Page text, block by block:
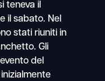
teneva il
il sabato. Nel
stati riuniti in
Gli
del